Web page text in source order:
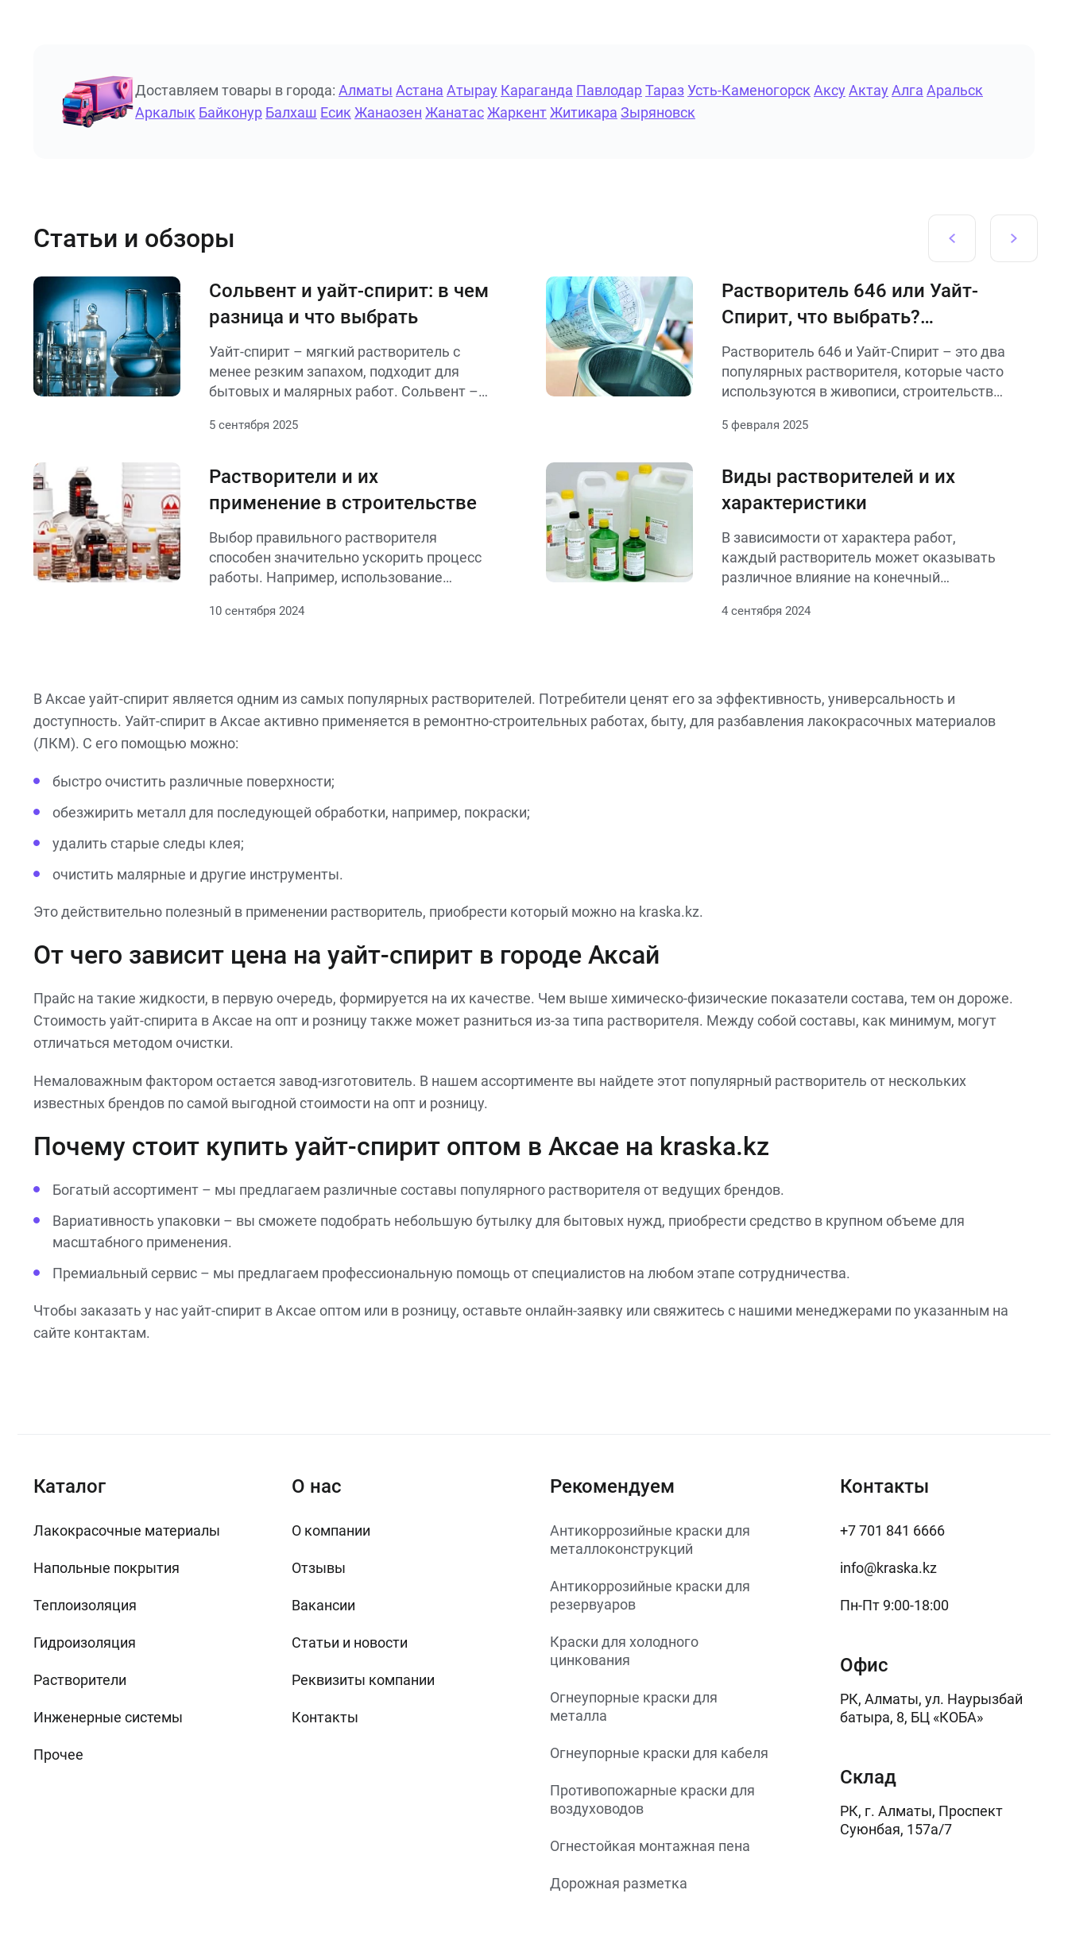
Доставляем товары в города: Алматы Астана Атырау Караганда ПавлодарТараз Усть-Каменогорск Аксу Актау Алга Аральск
Аркалык Байконур Балхаш Есик Жанаозен ЖанатасЖаркентЖитикара Зыряновск
Статьи и обзоры
Сольвент и уайт-спирит: в чем
разница и что выбрать
Уайт-спирит – мягкий растворитель с
менее резким запахом, подходит для
бытовых и малярных работ. Сольвент –
эффективен для густых красок и
назначения: уайт-спирит – для лёгких
работ, сольвент – для сложных.
5 сентября 2025
Растворитель 646 или Уайт-
Спирит, что выбрать?
Разбираем отличия и
применение
Растворитель 646 и Уайт-Спирит – это два
популярных растворителя, которые часто
используются в живописи, строительстве
конкретной задачи?
5 февраля 2025
Растворители и их
применение в строительстве
Выбор правильного растворителя
способен значительно ускорить процесс
работы. Например, использование
конкретных задач позволяет сократить
рамок, когда каждая минута на счету.
Наличие качественного растворителя в
сфере.
10 сентября 2024
Виды растворителей и их
характеристики
В зависимости от характера работ,
каждый растворитель может оказывать
различное влияние на конечный
4 сентября 2024
В Аксае уайт-спирит является одним из самых популярных растворителей. Потребители ценят его за эффективность, универсальность и
доступность. Уайт-спирит в Аксае активно применяется в ремонтно-строительных работах, быту, для разбавления лакокрасочных материалов
(ЛКМ). С его помощью можно:
быстро очистить различные поверхности;
обезжирить металл для последующей обработки, например, покраски;
удалить старые следы клея;
очистить малярные и другие инструменты.
Это действительно полезный в применении растворитель, приобрести который можно на kraska.kz.
От чего зависит цена на уайт-спирит в городе Аксай
Прайс на такие жидкости, в первую очередь, формируется на их качестве. Чем выше химическо-физические показатели состава, тем он дороже.
Стоимость уайт-спирита в Аксае на опт и розницу также может разниться из-за типа растворителя. Между собой составы, как минимум, могут
отличаться методом очистки.
Немаловажным фактором остается завод-изготовитель. В нашем ассортименте вы найдете этот популярный растворитель от нескольких
известных брендов по самой выгодной стоимости на опт и розницу.
Почему стоит купить уайт-спирит оптом в Аксае на kraska.kz
Богатый ассортимент – мы предлагаем различные составы популярного растворителя от ведущих брендов.
Вариативность упаковки – вы сможете подобрать небольшую бутылку для бытовых нужд, приобрести средство в крупном объеме для
масштабного применения.
Премиальный сервис – мы предлагаем профессиональную помощь от специалистов на любом этапе сотрудничества.
Чтобы заказать у нас уайт-спирит в Аксае оптом или в розницу, оставьте онлайн-заявку или свяжитесь с нашими менеджерами по указанным на
сайте контактам.
Каталог
Лакокрасочные материалы
Напольные покрытия
Теплоизоляция
Гидроизоляция
Растворители
Инженерные системы
Прочее
О нас
О компании
Отзывы
Вакансии
Статьи и новости
Реквизиты компании
Контакты
Рекомендуем
Антикоррозийные краски для
металлоконструкций
Антикоррозийные краски для
резервуаров
Краски для холодного
цинкования
Огнеупорные краски для
металла
Огнеупорные краски для кабеля
Противопожарные краски для
воздуховодов
Огнестойкая монтажная пена
Дорожная разметка
Контакты
+7 701 841 6666
info@kraska.kz
Пн-Пт 9:00-18:00
Офис
РК, Алматы, ул. Наурызбай
батыра, 8, БЦ «КОБА»
Склад
РК, г. Алматы, Проспект
Суюнбая, 157а/7